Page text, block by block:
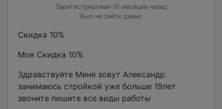
Зарегистрирован 10 месяцев назад
Был на сайте давно
Скидка 10%
Моя Скидка 10%
Здравствуйте Меня зовут Александр
занимаюсь стройкой уже больше 19лет
звоните пишите все виды работы